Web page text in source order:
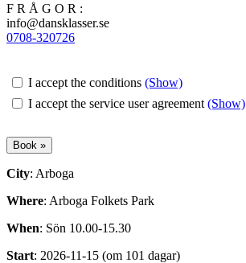
F R Å G O R :
info@dansklasser.se
0708-320726
I accept the conditions (Show)
I accept the service user agreement (Show)
City: Arboga
Where: Arboga Folkets Park
When: Sön 10.00-15.30
Start: 2026-11-15 (om 101 dagar)